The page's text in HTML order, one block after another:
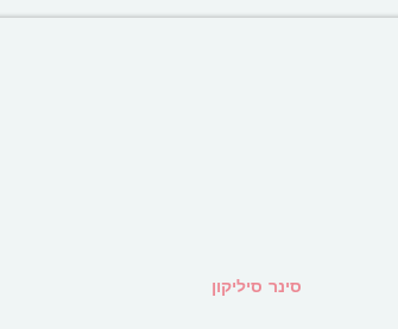
סינר סיליקון